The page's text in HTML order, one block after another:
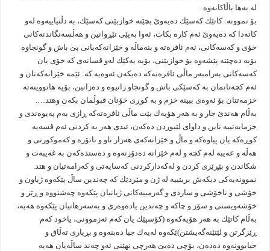
له‌ به‌ها باڵاكانه‌وه‌.
بۆ نموونه‌: كاتێك كه‌سێك ده‌یه‌وێ بچێته‌ خوازبێنى كه‌سێك، به‌ دڵنیاییه‌وه‌ له‌و
كاته‌دا كه‌ ده‌یه‌وێ ئه‌م كاره‌ بكات، ئه‌وا به‌پێى تێڕوانین و هه‌ڵسه‌نگاندنه‌كانى
خۆى و كه‌سه‌كانى، ئه‌م ئافره‌ته‌ و بنه‌ماڵه‌ و خێزانه‌كه‌یانى پێ باش و گونجاوه‌
بۆیه‌ ده‌چێته‌ پێشه‌وه‌ بۆ خوازبێنى، بۆیه‌ یه‌كێك له‌و قسانه‌ى كه‌ خۆى یان
كه‌سه‌كانى به‌رامبه‌ر ماڵى ئافره‌ته‌كه‌ ده‌یكه‌ن ئه‌وه‌یه‌ كه‌: ئێمه‌ خێزانه‌كه‌تان و
ئه‌م كچه‌تانمان به‌ كه‌سێكى باش و گونجاو زانیوه‌ و ده‌زانین، بۆیه‌ هاتووینه‌ته‌
خزمه‌تتان بۆ ئه‌وه‌ى ببینه‌ خزم و به‌ كوڕى خۆتان قبوڵمان بكه‌ن وهتد….
به‌ڵام هه‌ندێ جار و به‌ هه‌ر هۆیه‌ك بێت ماڵى ئافره‌ته‌كه‌ ڕازى به‌م په‌یوه‌ندى و
خزمایه‌تییه‌ نابن و داواى لێبوردن ده‌كه‌ن، ئیدى هه‌ر به‌ كردنى ئه‌م قسه‌یه‌
كوڕه‌كه‌ یان پیاوه‌كه‌ و ماڵ و خێزانه‌كه‌ى هه‌زار ناو و ناتۆره‌ و كه‌موكورتى و
هه‌ڵه‌ و عه‌یبه‌ له‌م كچه‌ و له‌م خێزانه‌ ده‌دۆزنه‌وه‌ و ده‌ستده‌كه‌ن به‌ غه‌یبه‌ت و
شكاندن و بێڕێزى كردن و له‌كه‌داركردنى كه‌سایه‌تى و كه‌رامه‌تیان و هتد.
نموونه‌یه‌كى دیكه‌ش بریتییه‌ له‌ ژن و مێردێك كه‌ چه‌ندین ساڵ پێكه‌وه‌ ژیاون و
خۆشى و ناخۆشى و ساردى و گه‌رمییه‌كانى ژیانیان پێكه‌وه‌ چه‌شتووه‌ و ڕێز و
خۆشه‌ویستى و سۆز و چاكه‌ و چه‌ندین یاده‌وه‌رى و به‌سه‌رهاتیان پێكه‌وه‌ هه‌یه‌،
به‌ڵام كاتێك به‌ هه‌ر هۆیه‌كه‌وه‌ (كۆسپێك یان كه‌م ئه‌زموونى، یاخود كه‌م
ڕێزگرتن و لێتێنه‌گه‌یشتن)ێكه‌وه‌ له‌یه‌ك جیا ده‌بنه‌وه‌ و بڕیارى ته‌ڵاق و
جیابوونه‌وه‌ ده‌ده‌ن، بۆچى ده‌بێ هه‌رچى نهێنى ئه‌و چه‌ند ساڵه‌یان هه‌یه‌